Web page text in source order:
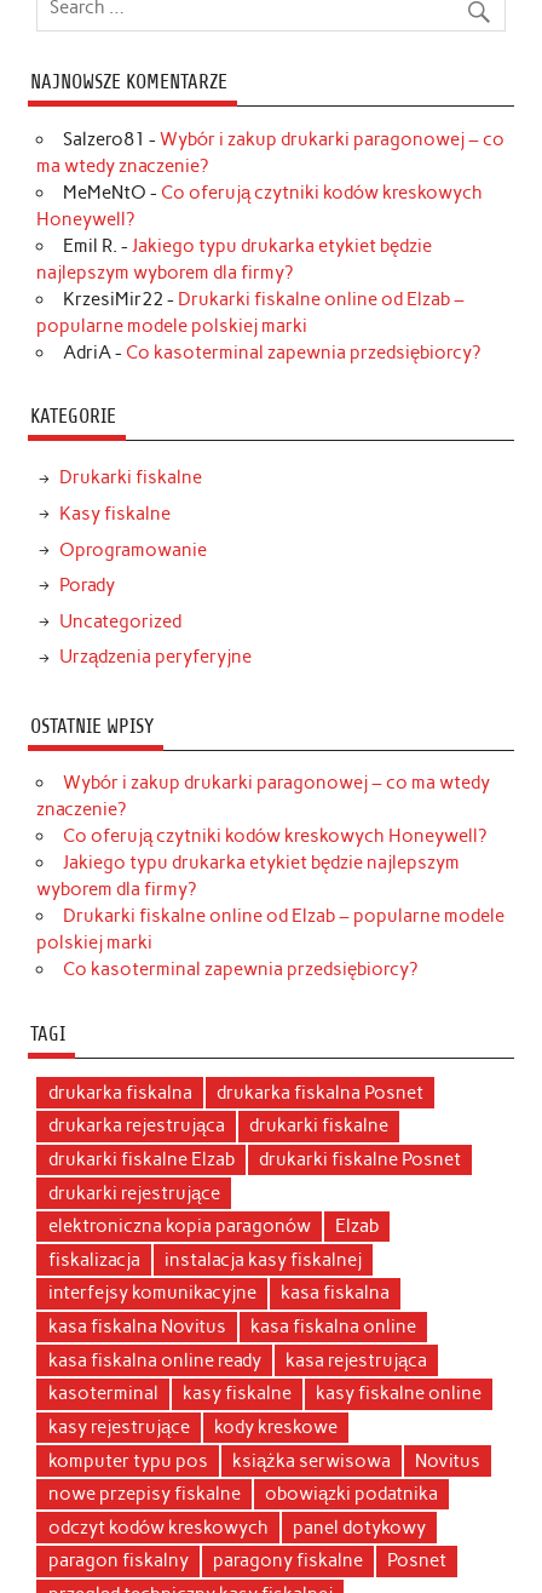
NAJNOWSZE KOMENTARZE
Salzero81 - Wybór i zakup drukarki paragonowej – co
ma wtedy znaczenie?
MeMeNtO - Co oferują czytniki kodów kreskowych
Honeywell?
Emil R. - Jakiego typu drukarka etykiet będzie
najlepszym wyborem dla firmy?
KrzesiMir22 - Drukarki fiskalne online od Elzab –
popularne modele polskiej marki
AdriA- Co kasoterminal zapewnia przedsiębiorcy?
KATEGORIE
Drukarki fiskalne
Kasy fiskalne
Oprogramowanie
Porady
Uncategorized
Urządzenia peryferyjne
OSTATNIE WPISY
Wybór i zakup drukarki paragonowej – co ma wtedy
znaczenie?
Co oferują czytniki kodów kreskowych Honeywell?
Jakiego typu drukarka etykiet będzie najlepszym
wyborem dla firmy?
Drukarki fiskalne online od Elzab – popularne modele
polskiej marki
Co kasoterminal zapewnia przedsiębiorcy?
TAGI
drukarka fiskalna
drukarka fiskalna Posnet
drukarka rejestrująca
drukarki fiskalne
drukarki fiskalne Elzab
drukarki fiskalne Posnet
drukarki rejestrujące
elektroniczna kopia paragonów
Elzab
fiskalizacja
instalacja kasy fiskalnej
interfejsy komunikacyjne
kasa fiskalna
kasa fiskalna Novitus
kasa fiskalna online
kasa fiskalna online ready
kasa rejestrująca
kasoterminal
kasy fiskalne
kasy fiskalne online
kasy rejestrujące
kody kreskowe
komputer typu pos
książka serwisowa
Novitus
nowe przepisy fiskalne
obowiązki podatnika
odczyt kodów kreskowych
panel dotykowy
paragon fiskalny
paragony fiskalne
Posnet